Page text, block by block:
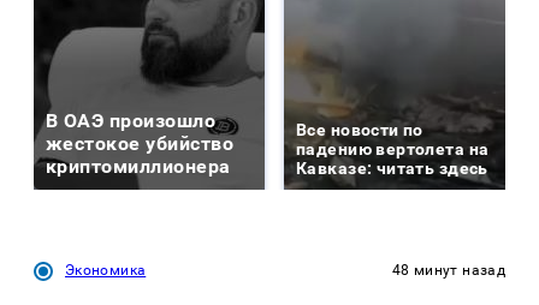
В ОАЭ произошло
жестокое убийство
криптомиллионера
Все новости по
падению вертолета на
Кавказе: читать здесь
Экономика 48 минут назад